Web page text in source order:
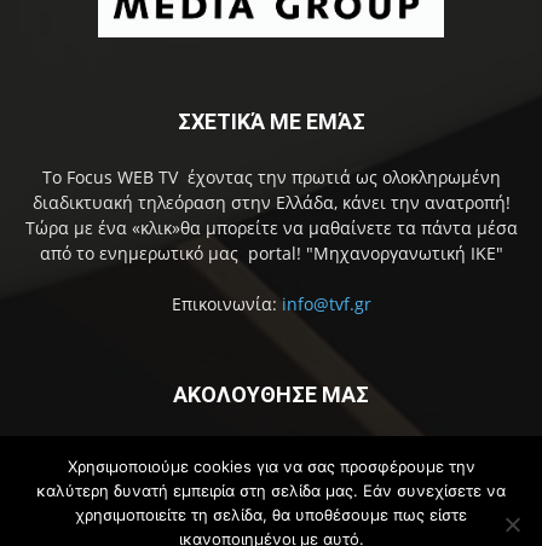
ΣΧΕΤΙΚΆ ΜΕ ΕΜΆΣ
Το Focus WEB TV έχοντας την πρωτιά ως ολοκληρωμένη
διαδικτυακή τηλεόραση στην Ελλάδα, κάνει την ανατροπή!
Τώρα με ένα «κλικ»θα μπορείτε να μαθαίνετε τα πάντα μέσα
από το ενημερωτικό μας portal! "Μηχανοργανωτική ΙΚΕ"
Επικοινωνία: info@tvf.gr
ΑΚΟΛΟΥΘΗΣΕ ΜΑΣ
Χρησιμοποιούμε cookies για να σας προσφέρουμε την
καλύτερη δυνατή εμπειρία στη σελίδα μας. Εάν συνεχίσετε να
χρησιμοποιείτε τη σελίδα, θα υποθέσουμε πως είστε
ικανοποιημένοι με αυτό.